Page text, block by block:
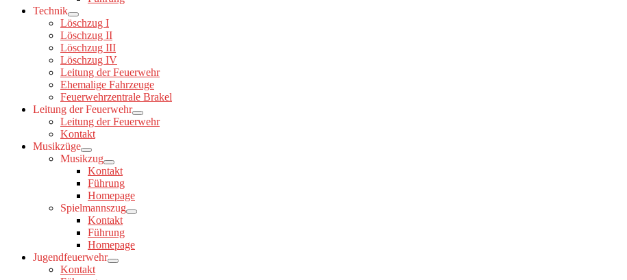
Technik
Löschzug I
Löschzug II
Löschzug III
Löschzug IV
Leitung der Feuerwehr
Ehemalige Fahrzeuge
Feuerwehrzentrale Brakel
Leitung der Feuerwehr
Leitung der Feuerwehr
Kontakt
Musikzüge
Musikzug
Kontakt
Führung
Homepage
Spielmannszug
Kontakt
Führung
Homepage
Jugendfeuerwehr
Kontakt